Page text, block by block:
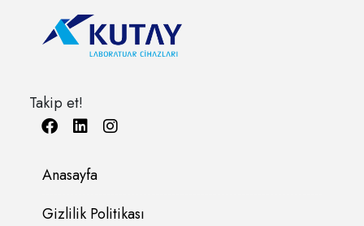
Takip et!
Anasayfa
Gizlilik Politikası